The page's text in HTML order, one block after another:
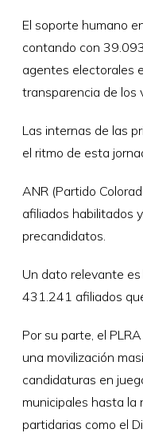
El soporte humano
contando con
agentes electorales
transparencia de los
Las internas de las
el ritmo de esta
ANR (Partido
afiliados habilitados
precandidatos.
Un dato relevante
431.241 afiliados
Por su parte, el
una movilización
candidaturas en
municipales hasta la
partidarias como el